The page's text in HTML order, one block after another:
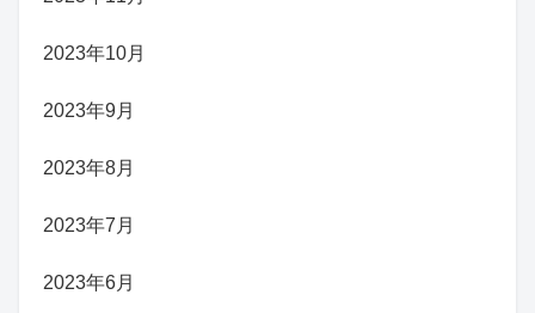
2023年10月
2023年9月
2023年8月
2023年7月
2023年6月